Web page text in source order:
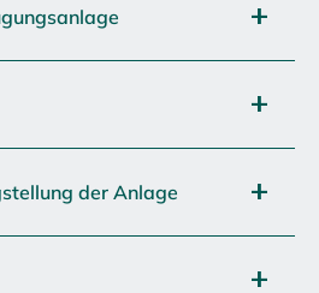
der Anlage